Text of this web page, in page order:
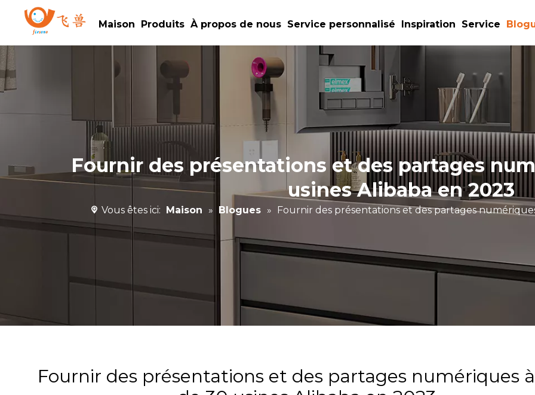
Maison Produits À propos de nous Service personnalisé Inspiration Service
Fournir des présentations et des partages
usines Alibaba en 2023
Vous êtes ici: Maison » Blogues » Fournir des présentations et des partages
Fournir des présentations et des partages numériques